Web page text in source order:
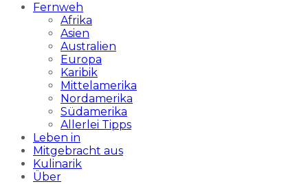
Fernweh
Afrika
Asien
Australien
Europa
Karibik
Mittelamerika
Nordamerika
Südamerika
Allerlei Tipps
Leben in
Mitgebracht aus
Kulinarik
Über